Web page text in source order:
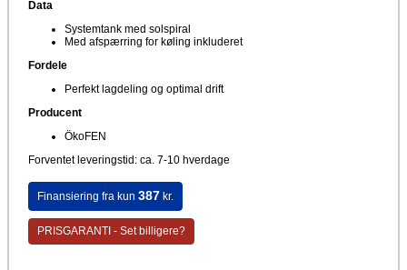
Data
Systemtank med solspiral
Med afspærring for køling inkluderet
Fordele
Perfekt lagdeling og optimal drift
Producent
ÖkoFEN
Forventet leveringstid: ca. 7-10 hverdage
Finansiering fra kun 387kr.
PRISGARANTI - Set billigere?